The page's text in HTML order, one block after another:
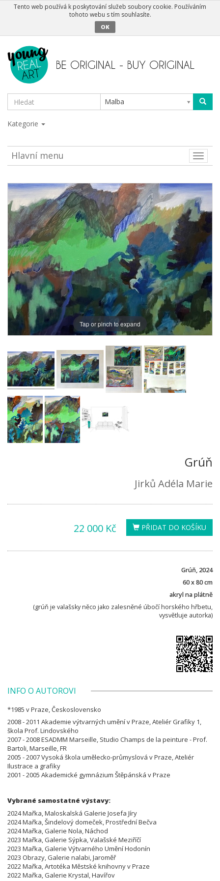
Tento web používá k poskytování služeb soubory cookie. Používáním
tohoto webu s tím souhlasíte.
OK
Malba
Kategorie
Toggle
Hlavní menu
Tap or pinch to expand
Grúň
Jirků Adéla Marie
PŘIDAT DO KOŠÍKU
22 000 Kč
Grúň, 2024
60 x 80 cm
akryl na plátně
(grúň je valašsky něco jako zalesněné úbočí horského hřbetu,
vysvětluje autorka)
INFO O AUTOROVI
*1985 v Praze, Československo
2008 - 2011 Akademie výtvarných umění v Praze, Ateliér Grafiky 1,
škola Prof. Lindovského
2007 - 2008 ESADMM Marseille, Studio Champs de la peinture - Prof.
Bartoli, Marseille, FR
2005 - 2007 Vysoká škola umělecko-průmyslová v Praze, Ateliér
Ilustrace a grafiky
2001 - 2005 Akademické gymnázium Štěpánská v Praze
Vybrané samostatné výstavy:
2024 Mařka, Maloskalská Galerie Josefa Jíry
2024 Mařka, Šindelový domeček, Prostřední Bečva
2024 Mařka, Galerie Nola, Náchod
2023 Mařka, Galerie Sýpka, Valašské Meziříčí
2023 Mařka, Galerie Výtvarného Umění Hodonín
2023 Obrazy, Galerie nalabi, Jaroměř
2022 Mařka, Artotéka Městské knihovny v Praze
2022 Mařka, Galerie Krystal, Havířov